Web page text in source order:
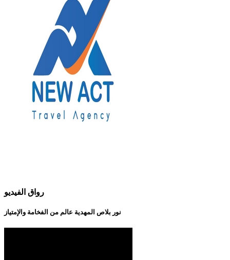
رواق الفيديو
نور بلاص المهدية عالم من الفخامة والإمتياز